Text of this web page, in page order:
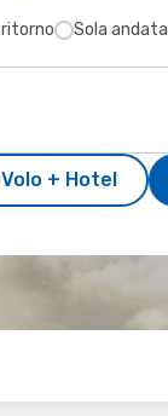
Sola andata
+ Hotel